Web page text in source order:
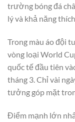
trường bóng đá
lý và khả năng
Trong màu áo đội
vòng loại World
quốc tế đầu tiên
tháng 3. Chỉ vài
tưởng góp mặt
Điểm mạnh lớn